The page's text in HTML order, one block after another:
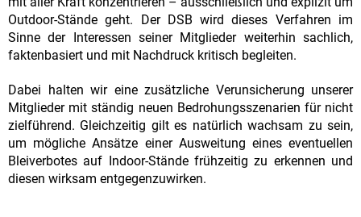
Outdoor-Stände geht. Der DSB wird dieses Verfahren im
Sinne der Interessen seiner Mitglieder weiterhin sachlich,
faktenbasiert und mit Nachdruck kritisch begleiten.
Dabei halten wir eine zusätzliche Verunsicherung unserer
Mitglieder mit ständig neuen Bedrohungsszenarien für nicht
zielführend. Gleichzeitig gilt es natürlich wachsam zu sein,
um mögliche Ansätze einer Ausweitung eines eventuellen
Bleiverbotes auf Indoor-Stände frühzeitig zu erkennen und
diesen wirksam entgegenzuwirken.